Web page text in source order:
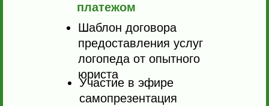
платежом
Шаблон договора
предоставления услуг
логопеда от опытного
юриста
Участие в эфире
самопрезентация